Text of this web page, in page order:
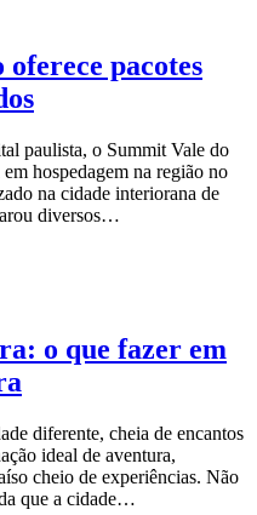
pacotes
paulista, o Summit Vale do
hospedagem na região no
na cidade interiorana de
diversos…
o que fazer em
diferente, cheia de encantos
ideal de aventura,
cheio de experiências. Não
que a cidade…